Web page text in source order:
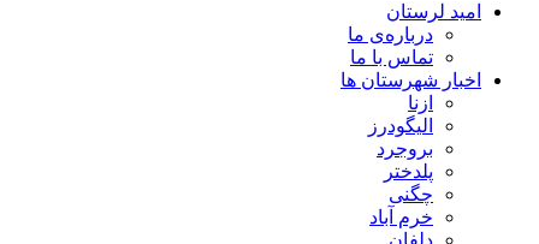
امید لرستان
درباره‌ی ما
تماس با ما
اخبار شهرستان ها
ازنا
الیگودرز
بروجرد
پلدختر
چگنی
خرم آباد
دلفان